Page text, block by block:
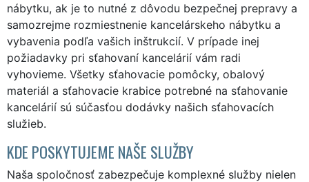
nábytku, ak je to nutné z dôvodu bezpečnej prepravy a
samozrejme rozmiestnenie kancelárskeho nábytku a
vybavenia podľa vašich inštrukcií. V prípade inej
požiadavky pri sťahovaní kancelárií vám radi
vyhovieme. Všetky sťahovacie pomôcky, obalový
materiál a sťahovacie krabice potrebné na sťahovanie
kancelárií sú súčasťou dodávky našich sťahovacích
služieb.
KDE POSKYTUJEME NAŠE SLUŽBY
Naša spoločnosť zabezpečuje komplexné služby nielen